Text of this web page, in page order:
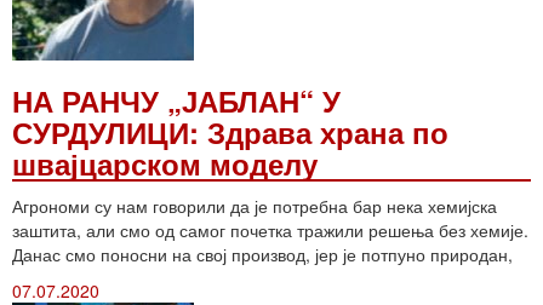
НА РАНЧУ „ЈАБЛАН“ У
СУРДУЛИЦИ: Здрава храна по
швајцарском моделу
Агрономи су нам говорили да је потребна бар нека хемијска
заштита, али смо од самог почетка тражили решења без хемије.
Данас смо поносни на свој производ, јер је потпуно природан,
07.07.2020